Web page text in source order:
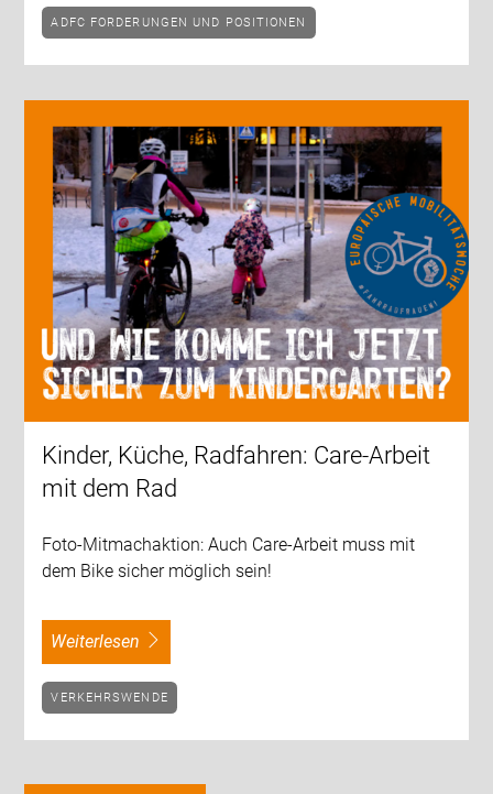
ADFC FORDERUNGEN UND POSITIONEN
Kinder, Küche, Radfahren: Care-Arbeit
mit dem Rad
Foto-Mitmachaktion: Auch Care-Arbeit muss mit
dem Bike sicher möglich sein!
weiterlesen
VERKEHRSWENDE